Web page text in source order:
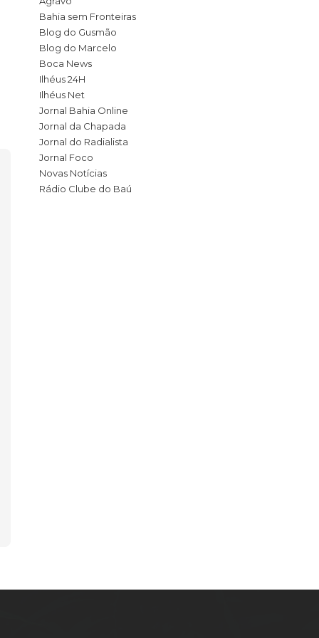
Cacau
webtiva ,11 de setembro de 2024
read
Bahia sem Fronteiras
Blog do Gusmão
Blog do Marcelo
Boca News
Ilhéus 24H
Ilhéus Net
Jornal Bahia Online
Jornal da Chapada
Jornal do Radialista
Jornal Foco
Novas Notícias
Rádio Clube do Baú